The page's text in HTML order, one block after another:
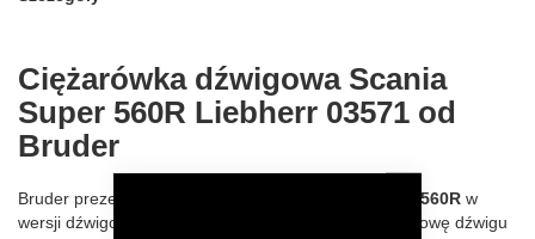
Ciężarówka dźwigowa Scania
Super 560R Liebherr 03571 od
Bruder
Bruder prezentuje nowoczesny model Scania Super 560R w
wersji dźwigowej w skali
, wyposażony w nadbudowę dźwigu